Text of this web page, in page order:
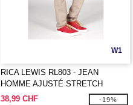
W1
RICA LEWIS RL803 - JEAN
HOMME AJUSTÉ STRETCH
38,99 CHF
-19%